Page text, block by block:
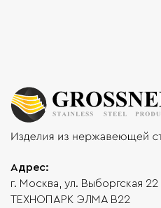
Адрес:
г. Москва, ул. Выборгская 22
ТЕХНОПАРК ЭЛМА В22